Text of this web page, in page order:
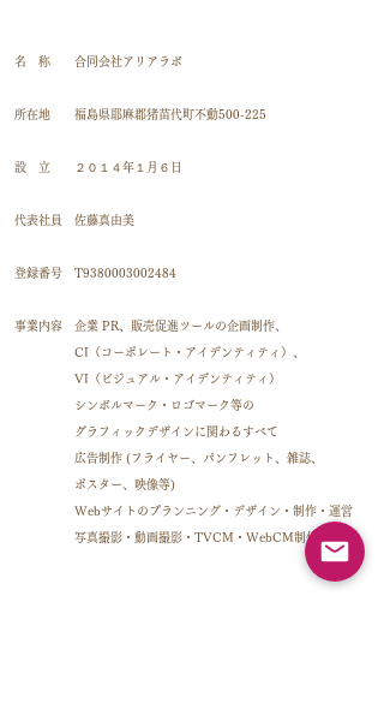
名 称 合同会社アリアラボ
所在地 福島県耶麻郡猪苗代町不動500-225
設 立 ２０１４年１月６日
代表社員 佐藤真由美
登録番号 T9380003002484
事業内容 企業 PR、販売促進ツールの企画制作、
CI（コーポレート・アイデンティティ）、
VI（ビジュアル・アイデンティティ）
シンボルマーク・ロゴマーク等の
グラフィックデザインに関わるすべて
広告制作 (フライヤー、パンフレット、雑誌、
ポスター、映像等)
Webサイトのプランニング・デザイン・制作・運営
写真撮影・動画撮影・TVCM・WebCM制作